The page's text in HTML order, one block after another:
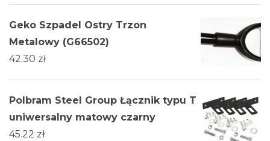
Geko Szpadel Ostry Trzon
Metalowy (G66502)
42.30 zł
Polbram Steel Group Łącznik typu T
uniwersalny matowy czarny
45.22 zł